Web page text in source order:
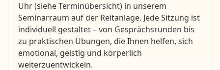
Uhr (siehe Terminübersicht) in unserem
Seminarraum auf der Reitanlage. Jede Sitzung ist
individuell gestaltet – von Gesprächsrunden bis
zu praktischen Übungen, die Ihnen helfen, sich
emotional, geistig und körperlich
weiterzuentwickeln.